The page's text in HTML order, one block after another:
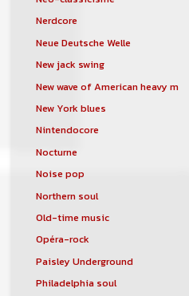
Nerdcore
Neue Deutsche Welle
New jack swing
New wave of American heavy
New York blues
Nintendocore
Nocturne
Noise pop
Northern soul
Old-time music
Opéra-rock
Paisley Underground
Philadelphia soul